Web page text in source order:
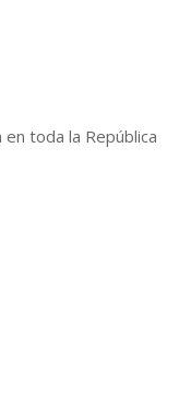
toda la República